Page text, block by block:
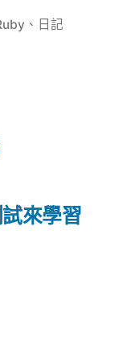
、 日記
來學習